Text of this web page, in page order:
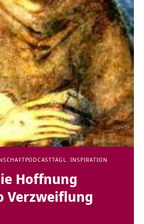
PODCASTTÄGL. INSPIRATION
Hoffnung
Verzweiflung